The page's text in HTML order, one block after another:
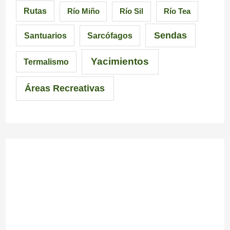
Rutas Río Miño Río Sil Río Tea
Santuarios Sarcófagos Sendas
Termalismo Yacimientos
Áreas Recreativas
a
n
c
i